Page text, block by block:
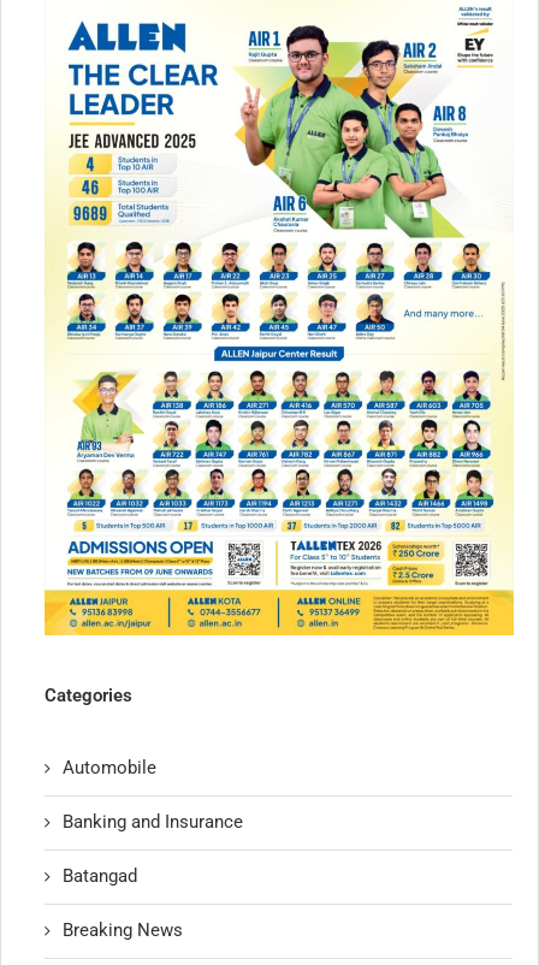
Categories
Automobile
Banking and Insurance
Batangad
Breaking News